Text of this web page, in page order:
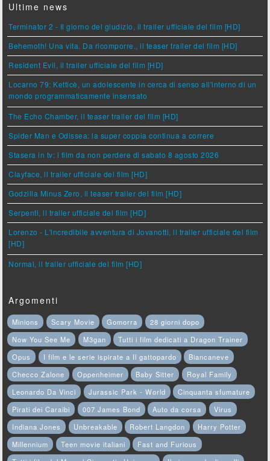
Ultime news
Terminator 2 - Il giorno del giudizio, il trailer ufficiale del film [HD]
Behemoth! Una vita. Da ricomporre., il teaser trailer del film [HD]
Resident Evil, il trailer ufficiale del film [HD]
Locarno 79: Ketticè, un adolescente in cerca di senso all'interno di un
mondo programmaticamente insensato
The Echo Chamber, il teaser trailer del film [HD]
Spider Man e Odissea: la super coppia continua a correre
Stasera in tv: i film da non perdere di sabato 8 agosto 2026
Clayface, il trailer ufficiale del film [HD]
Godzilla Minus Zero, il teaser trailer del film [HD]
Serpenti, il trailer ufficiale del film [HD]
Lorenzo - L'incredibile avventura di Jovanotti, il trailer ufficiale del film
[HD]
Normal, il trailer ufficiale del film [HD]
Argomenti
Minions Scary Movie Gomorra
28 giorni dopo
Now You See Me
M3gan
Tutti i film dedicati a Dragon Trainer
Opus
I film e le serie ispirate a Il gattopardo
Biancaneve
Checco Zalone
Oppenheimer Baby Sitter
Royal Family
Leonardo Da Vinci
Jurassic Park - World
Cinquanta sfumature
Pirati dei Caraibi
007 James Bond Auto da corsa
Virus
Indiana Jones
Unbreakable Robert Langdon
Harry Potter
Millennium
Teen movie italiani
Fast and Furious